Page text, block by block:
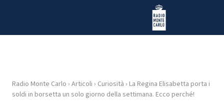
Radio Monte Carlo
HOME
Radio Monte Carlo › Articoli › Curiosità › La Regina Elisabetta porta i
soldi in borsetta un solo giorno della settimana. Ecco perché!